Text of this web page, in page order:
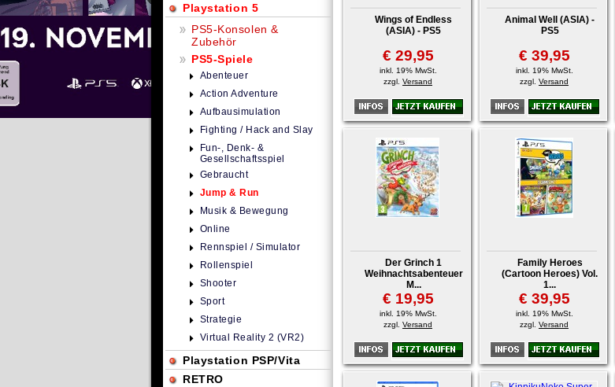
Wings of Endless
(ASIA) - PS5
€ 29,95
inkl. 19% MwSt.
zzgl. Versand
Animal Well (ASIA) -
PS5
€ 39,95
inkl. 19% MwSt.
zzgl. Versand
Der Grinch 1
Weihnachtsabenteuer
M...
€ 19,95
inkl. 19% MwSt.
zzgl. Versand
Family Heroes
(Cartoon Heroes) Vol.
1...
€ 39,95
inkl. 19% MwSt.
zzgl. Versand
Playstation 5
PS5-Konsolen &
Zubehör
PS5-Spiele
Abenteuer
Action Adventure
Aufbausimulation
Fighting / Hack and Slay
Fun-, Denk- &
Gesellschaftsspiel
Gebraucht
Jump & Run
Musik & Bewegung
Online
Rennspiel / Simulator
Rollenspiel
Shooter
Sport
Strategie
Virtual Reality 2 (VR2)
Playstation PSP/Vita
RETRO